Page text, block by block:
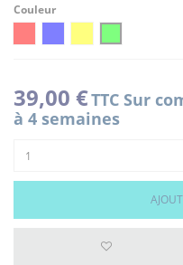
Couleur
39,00 €TTC Sur
à 4 semaines